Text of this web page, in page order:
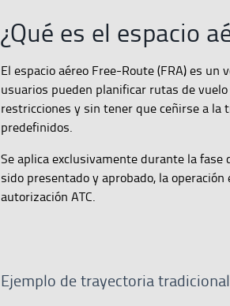
¿Qué es el espacio
El espacio aéreo Free-Route (FRA) es
usuarios pueden planificar rutas de
restricciones y sin tener que ceñirse a la
predefinidos.
Se aplica exclusivamente durante la
sido presentado y aprobado, la
autorización ATC.
Ejemplo de trayectoria